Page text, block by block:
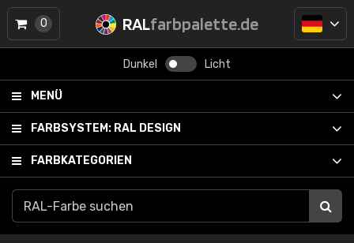
RALfarbpalette.de
Dunkel Licht
MENÜ
FARBSYSTEM: RAL DESIGN
FARBKATEGORIEN
0